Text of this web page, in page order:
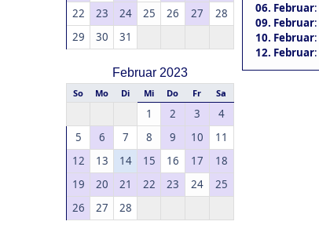
22
23 24 25 26 27
28
29
30 31
Februar 2023
So Mo Di Mi Do Fr Sa
1 2 3
4
5
6 7 8 9 10
11
12
13 14 15 16 17
18
19
20 21 22 23 24
25
26
27 28
06. Februar:
09. Februar:
10. Februar:
12. Februar: